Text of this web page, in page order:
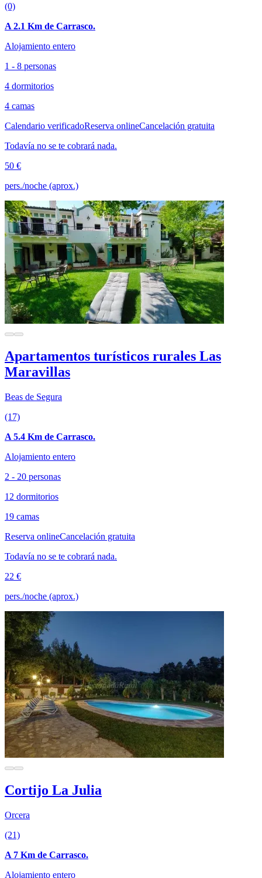
(0)
A 2.1 Km de Carrasco.
Alojamiento entero
1 - 8 personas
4 dormitorios
4 camas
Calendario verificadoReserva onlineCancelación gratuita
Todavía no se te cobrará nada.
50 €
pers./noche (aprox.)
Apartamentos turísticos rurales Las
Maravillas
Beas de Segura
(17)
A 5.4 Km de Carrasco.
Alojamiento entero
2 - 20 personas
12 dormitorios
19 camas
Reserva onlineCancelación gratuita
Todavía no se te cobrará nada.
22 €
pers./noche (aprox.)
Cortijo La Julia
Orcera
(21)
A 7 Km de Carrasco.
Alojamiento entero